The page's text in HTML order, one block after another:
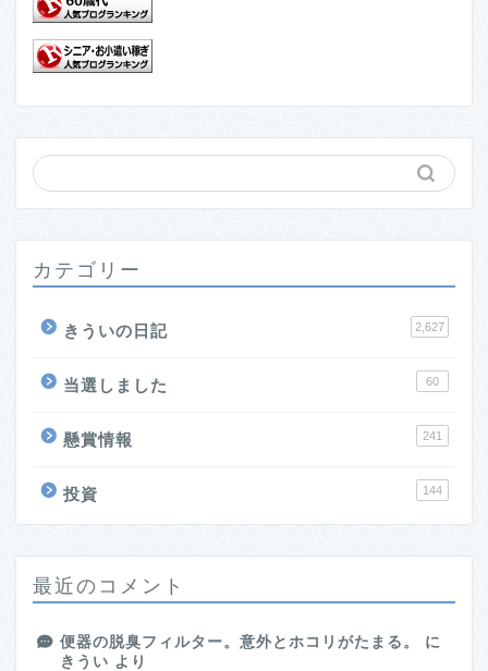
カテゴリー
きういの日記 2,627
当選しました 60
懸賞情報 241
投資 144
最近のコメント
便器の脱臭フィルター。意外とホコリがたまる。
に
きうい より